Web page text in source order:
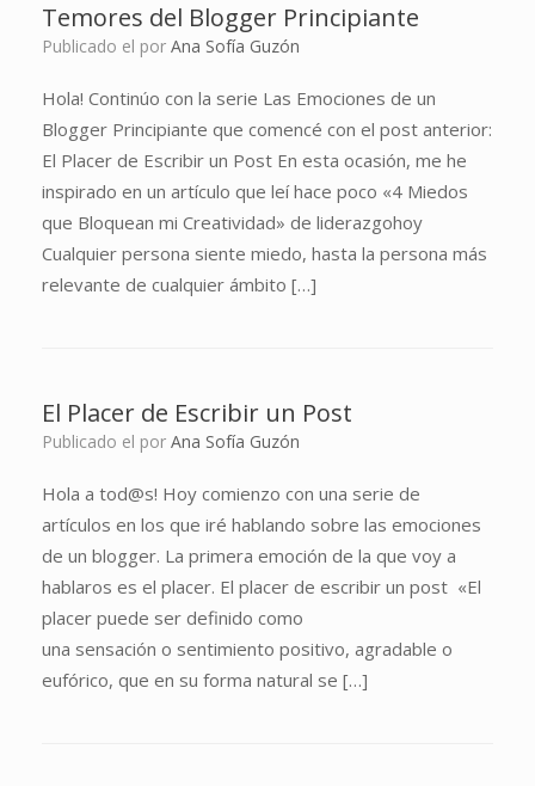
Temores del Blogger Principiante
Publicado el por Ana Sofía Guzón
Hola! Continúo con la serie Las Emociones de un
Blogger Principiante que comencé con el post anterior:
El Placer de Escribir un Post En esta ocasión, me he
inspirado en un artículo que leí hace poco «4 Miedos
que Bloquean mi Creatividad» de liderazgohoy
Cualquier persona siente miedo, hasta la persona más
relevante de cualquier ámbito […]
El Placer de Escribir un Post
Publicado el por Ana Sofía Guzón
Hola a tod@s! Hoy comienzo con una serie de
artículos en los que iré hablando sobre las emociones
de un blogger. La primera emoción de la que voy a
hablaros es el placer. El placer de escribir un post «El
placer puede ser definido como
una sensación o sentimiento positivo, agradable o
eufórico, que en su forma natural se […]